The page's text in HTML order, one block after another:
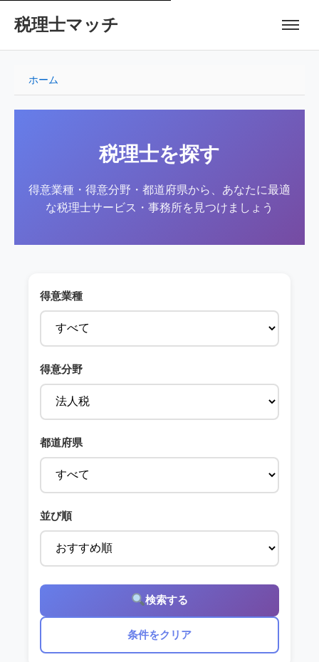
税理士マッチ
ホーム
税理士を探す
得意業種・得意分野・都道府県から、あなたに最適
な税理士サービス・事務所を見つけましょう
得意業種
得意分野
都道府県
並び順
検索する
条件をクリア